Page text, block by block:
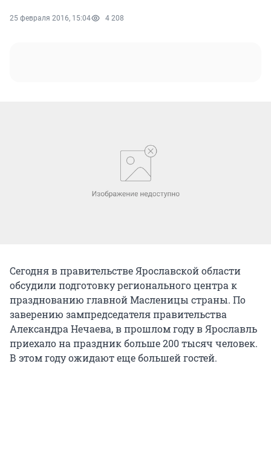
25 февраля 2016, 15:04 4 208
Сегодня в правительстве Ярославской области
обсудили подготовку регионального центра к
празднованию главной Масленицы страны. По
заверению зампредседателя правительства
Александра Нечаева, в прошлом году в Ярославль
приехало на праздник больше 200 тысяч человек.
В этом году ожидают еще большей гостей.